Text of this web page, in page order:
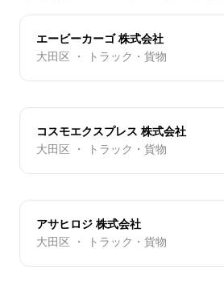
エービーカーゴ 株式会社
大田区 ・ トラック・貨物
コスモエクスプレス 株式会社
大田区 ・ トラック・貨物
アサヒロジ 株式会社
大田区 ・ トラック・貨物